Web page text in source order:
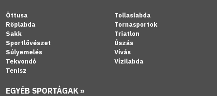
Öttusa
Röplabda
Sakk
Sportlövészet
Súlyemelés
Tekvondó
Tenisz
Tollaslabda
Tornasportok
Triatlon
Úszás
Vívás
Vízilabda
EGYÉB SPORTÁGAK »